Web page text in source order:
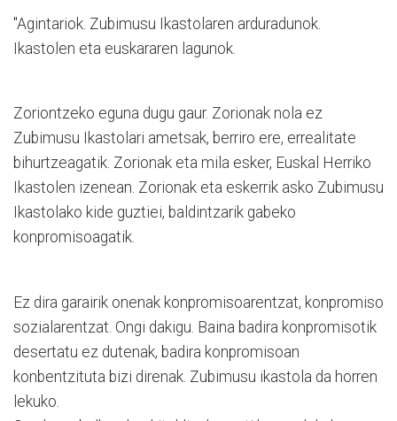
"Agintariok. Zubimusu Ikastolaren arduradunok.
Ikastolen eta euskararen lagunok.
Zoriontzeko eguna dugu gaur. Zorionak nola ez
Zubimusu Ikastolari ametsak, berriro ere, errealitate
bihurtzeagatik. Zorionak eta mila esker, Euskal Herriko
Ikastolen izenean. Zorionak eta eskerrik asko Zubimusu
Ikastolako kide guztiei, baldintzarik gabeko
konpromisoagatik.
Ez dira garairik onenak konpromisoarentzat, konpromiso
sozialarentzat. Ongi dakigu. Baina badira konpromisotik
desertatu ez dutenak, badira konpromisoan
konbentzituta bizi direnak. Zubimusu ikastola da horren
lekuko.